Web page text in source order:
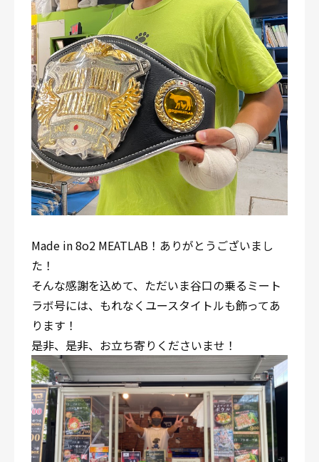
Made in 8o2 MEATLAB！ありがとうございまし
た！
そんな感謝を込めて、ただいま谷口の乗るミート
ラボ号には、もれなくユースタイトルも飾ってあ
ります！
是非、是非、お立ち寄りくださいませ！